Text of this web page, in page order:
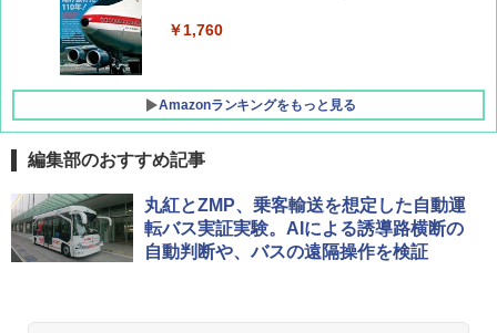
￥1,760
Amazonランキングをもっと見る
僕が見た未来【完全版】
￥0
[キャンパーズコレクション 山善] ポップアッ
プテント 傘みたいに広げて畳める パッとサ
ッとサンシェード キューブ フルクローズ メ
ッシュ 簡単設置 ワンタッチテント キャンプ
DEWEL パラソル 大型 ビーチ アウトドアパ
ラソル ガーデン サイトシート付 折りたたみ
防水 UVカット 4段階高さ調整 軽量 収納袋付
き
編集部のおすすめ記事
丸紅とZMP、乗客輸送を想定した自動運
転バス実証実験。AIによる誘導路横断の
自動判断や、バスの遠隔操作を検証